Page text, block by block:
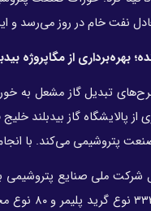
نفت خام در روز می‌رسد و
بهره‌برداری از مگاپروژه
تبدیل گاز مشعل به
از پالایشگاه گاز
پتروشیمی می‌کند. با
شرکت ملی صنایع
نزدیک